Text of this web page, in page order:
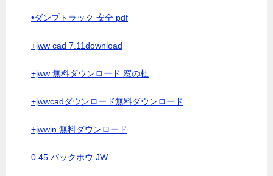
•ダンプトラック 安全 pdf
+jww cad 7.11download
+jww 無料ダウンロード 窓の杜
+jwwcadダウンロード無料ダウンロード
+jwwin 無料ダウンロード
0.45 バックホウ JW